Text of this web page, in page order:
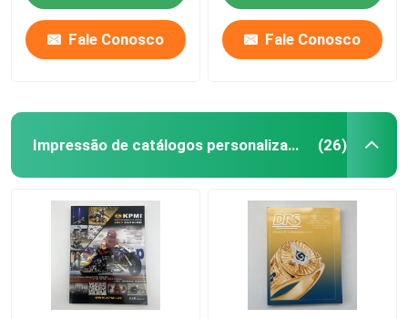
Fale Conosco Fale Conosco
Impressão de catálogos personalizados (26)